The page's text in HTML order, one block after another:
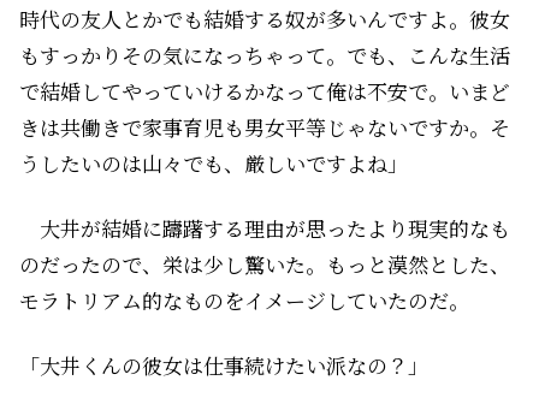
時代の友人とかでも結婚する奴が多いんですよ。彼女
もすっかりその気になっちゃって。でも、こんな生活
で結婚してやっていけるかなって俺は不安で。いまど
きは共働きで家事育児も男女平等じゃないですか。そ
うしたいのは山々でも、厳しいですよね」
大井が結婚に躊躇する理由が思ったより現実的なも
のだったので、栄は少し驚いた。もっと漠然とした、
モラトリアム的なものをイメージしていたのだ。
「大井くんの彼女は仕事続けたい派なの？」